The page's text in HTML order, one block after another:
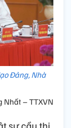
Đảng, Nhà
Nhất – TTXVN
sự cầu thị,